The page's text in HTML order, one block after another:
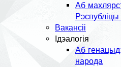
Аб
Вакансіі
Ідэалогія
Аб
народа